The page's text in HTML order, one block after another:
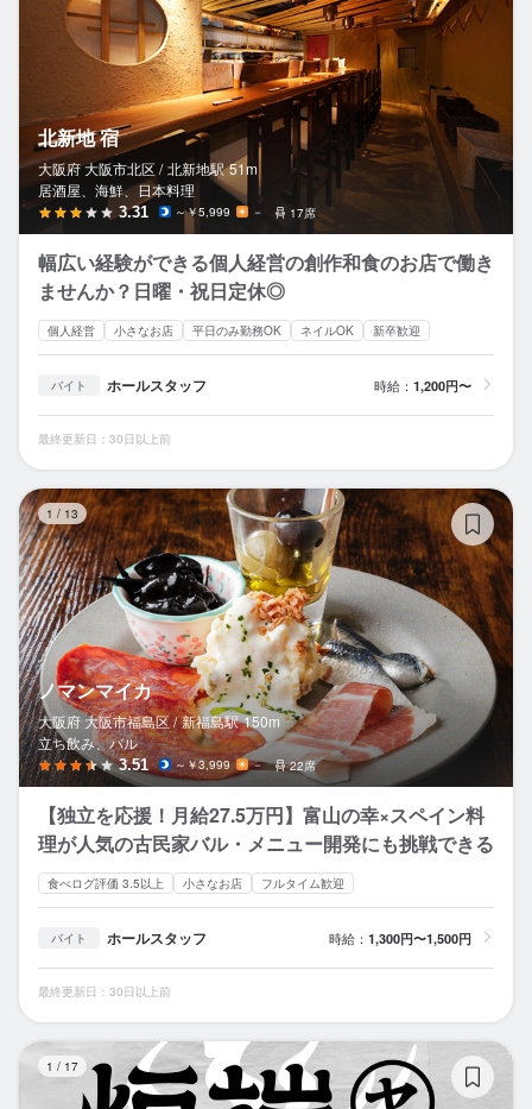
北新地 宿
大阪府 大阪市北区 / 北新地駅 51m
居酒屋、海鮮、日本料理
3.31 ～￥5,999 － 17席
幅広い経験ができる個人経営の創作和食のお店で働き
ませんか？日曜・祝日定休◎
個人経営 小さなお店 平日のみ勤務OK ネイルOK 新卒歓迎
バイト ホールスタッフ 時給： 1,200円〜
最終更新日：30日以上前
1 / 13
ノマンマイカ
大阪府 大阪市福島区 / 新福島駅 150m
立ち飲み、バル
3.51 ～￥3,999 － 22席
【独立を応援！月給27.5万円】富山の幸×スペイン料
理が人気の古民家バル・メニュー開発にも挑戦できる
食べログ評価 3.5以上 小さなお店 フルタイム歓迎
バイト ホールスタッフ 時給： 1,300円〜1,500円
最終更新日：30日以上前
1 / 17